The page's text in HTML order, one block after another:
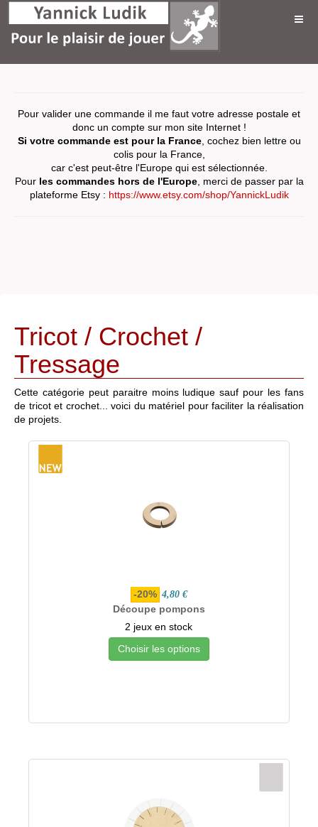
Pour valider une commande il me faut votre adresse postale et
donc un compte sur mon site Internet !
Si votre commande est pour la France, cochez bien lettre ou
colis pour la France,
car c'est peut-être l'Europe qui est sélectionnée.
Pour les commandes hors de l'Europe, merci de passer par la
plateforme Etsy : https://www.etsy.com/shop/YannickLudik
Tricot / Crochet /
Tressage
Cette catégorie peut paraitre moins ludique sauf pour les fans
de tricot et crochet... voici du matériel pour faciliter la réalisation
de projets.
-20% 4,80 €
Découpe pompons
2 jeux en stock
Choisir les options